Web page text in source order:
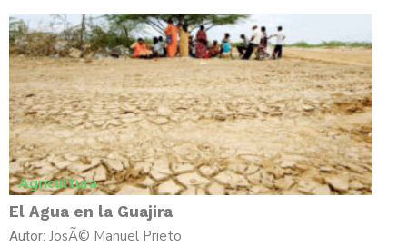
Agricultura
El Agua en la Guajira
Autor: JosÃ© Manuel Prieto